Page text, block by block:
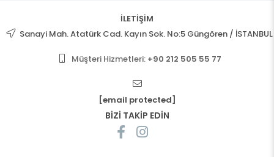
İLETİŞİM
Sanayi Mah. Atatürk Cad. Kayın Sok. No:5 Güngören / İSTANBUL
Müşteri Hizmetleri: +90 212 505 55 77
[email protected]
BİZİ TAKİP EDİN